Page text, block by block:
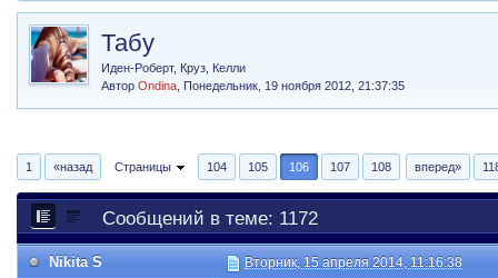
Табу
Иден-Роберт, Круз, Келли
АвторOndina ,Понедельник, 19 ноября 2012, 21:37:35
1 «назад Страницы 104 105 106 107 108 вперед»
Сообщений в теме: 1172
Nikita S Вторник, 15 апреля 2014, 11:16:38